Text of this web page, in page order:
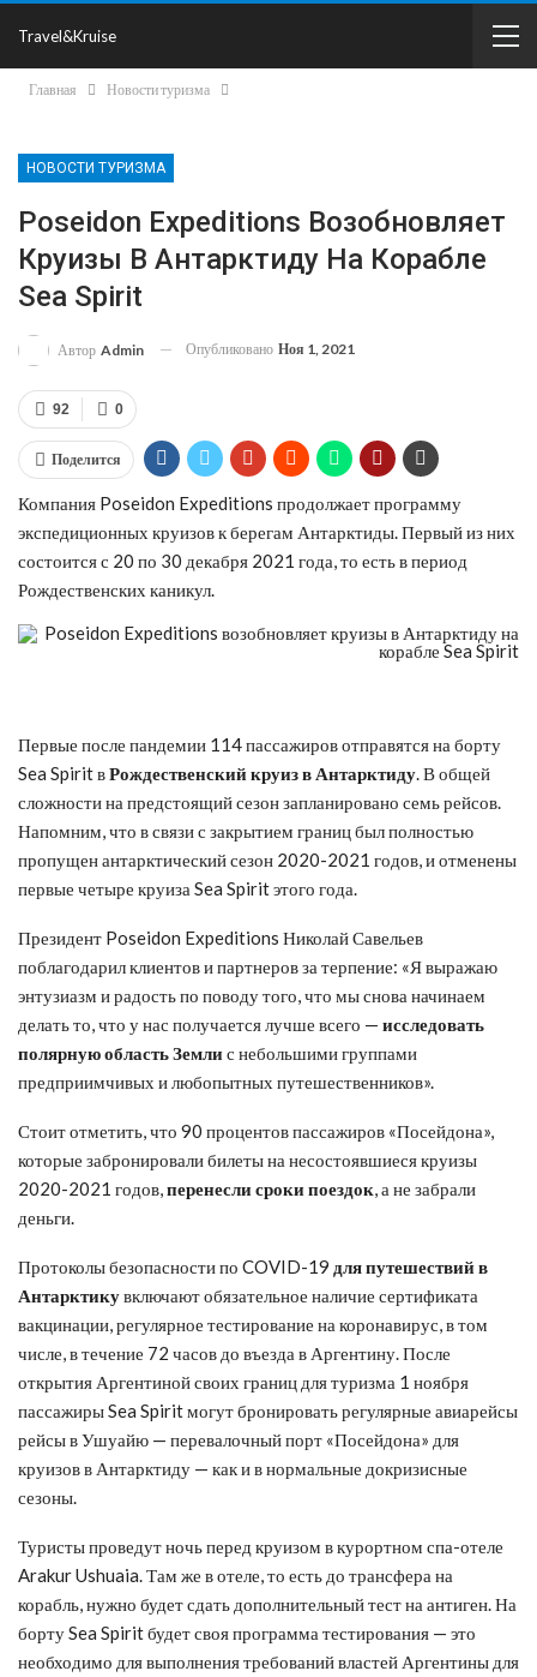
Travel&Kruise
Главная Новости туризма
НОВОСТИ ТУРИЗМА
Poseidon Expeditions Возобновляет
Круизы В Антарктиду На Корабле
Sea Spirit
Автор Admin Опубликовано Ноя 1, 2021
0
92
Поделится
Компания Poseidon Expeditions продолжает программу
экспедиционных круизов к берегам Антарктиды. Первый из них
состоится с 20 по 30 декабря 2021 года, то есть в период
Рождественских каникул.
Первые после пандемии 114 пассажиров отправятся на борту
Sea Spirit вРождественский круиз в Антарктиду. В общей
сложности на предстоящий сезон запланировано семь рейсов.
Напомним, что в связи с закрытием границ был полностью
пропущен антарктический сезон 2020-2021 годов, и отменены
первые четыре круиза Sea Spirit этого года.
Президент Poseidon Expeditions Николай Савельев
поблагодарил клиентов и партнеров за терпение: «Я выражаю
энтузиазм и радость по поводу того, что мы снова начинаем
делать то, что у нас получается лучше всего — исследовать
полярную область Землис небольшими группами
предприимчивых и любопытных путешественников».
Стоит отметить, что 90 процентов пассажиров «Посейдона»,
которые забронировали билеты на несостоявшиеся круизы
2020-2021 годов,перенесли сроки поездок, а не забрали
деньги.
Протоколы безопасности по COVID-19 для путешествий в
Антарктикувключают обязательное наличие сертификата
вакцинации, регулярное тестирование на коронавирус, в том
числе, в течение 72 часов до въезда в Аргентину. После
открытия Аргентиной своих границ для туризма 1 ноября
пассажиры Sea Spirit могут бронировать регулярные авиарейсы
рейсы в Ушуайю — перевалочный порт «Посейдона» для
круизов в Антарктиду — как и в нормальные докризисные
сезоны.
Туристы проведут ночь перед круизом в курортном спа-отеле
Arakur Ushuaia. Там же в отеле, то есть до трансфера на
корабль, нужно будет сдать дополнительный тест на антиген. На
борту Sea Spirit будет своя программа тестирования — это
необходимо для выполнения требований властей Аргентины для